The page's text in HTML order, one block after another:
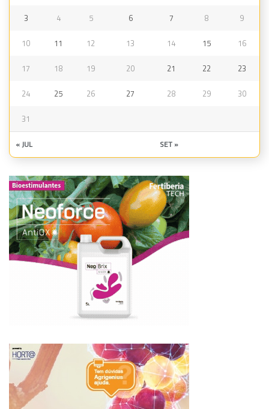
3 4 5 6 7 8 9
10 11 12 13 14 15 16
17 18 19 20 21 22 23
24 25 26 27 28 29 30
31
« JUL SET »